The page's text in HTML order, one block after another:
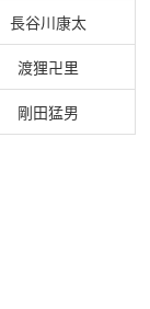
長谷川康太
渡狸卍里
剛田猛男